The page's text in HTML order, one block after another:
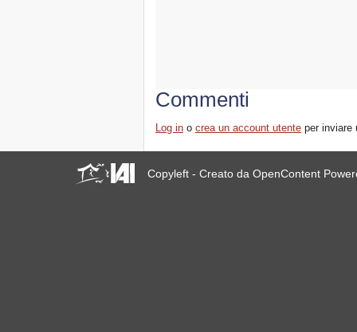
Commenti
Log in ocrea un account utente per inviare
Copyleft - Creato da OpenContent